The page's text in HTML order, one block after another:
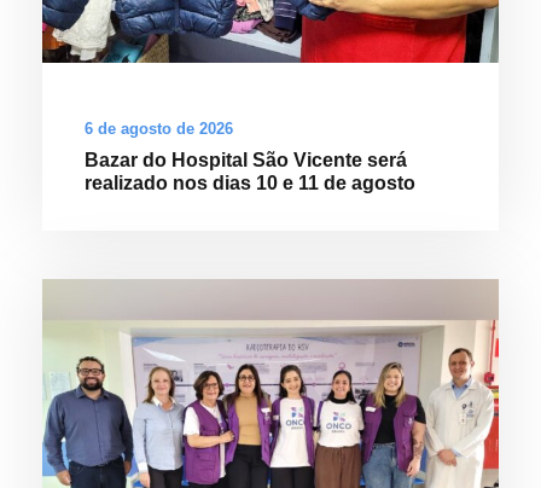
6 de agosto de 2026
Bazar do Hospital São Vicente será
realizado nos dias 10 e 11 de agosto